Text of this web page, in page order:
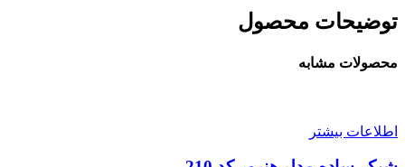
توضیحات محصول
محصولات مشابه
اطلاعات بیشتر